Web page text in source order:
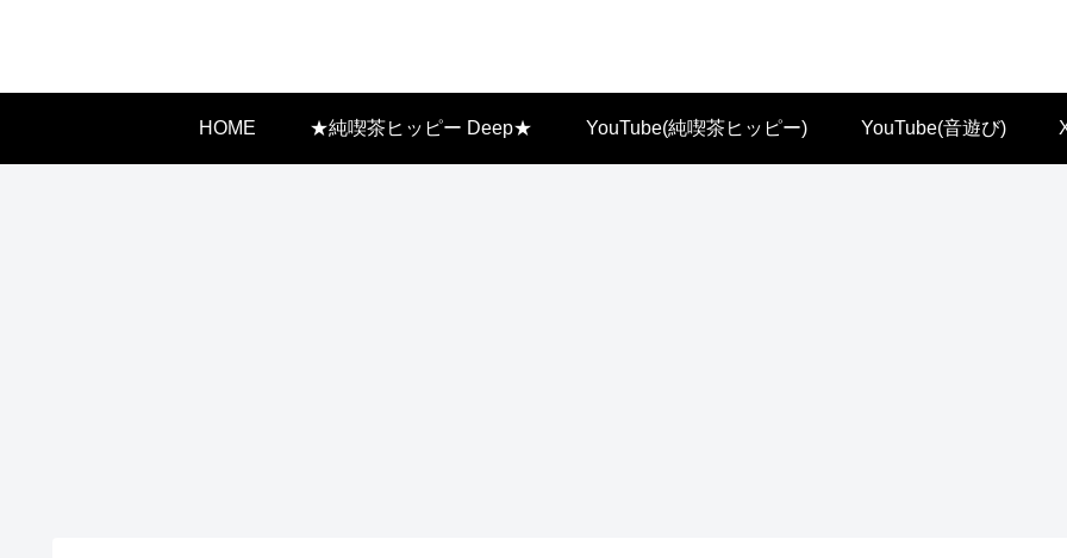
HOME ★純喫茶ヒッピー Deep★ YouTube(純喫茶ヒッピー) YouTube(音遊び)